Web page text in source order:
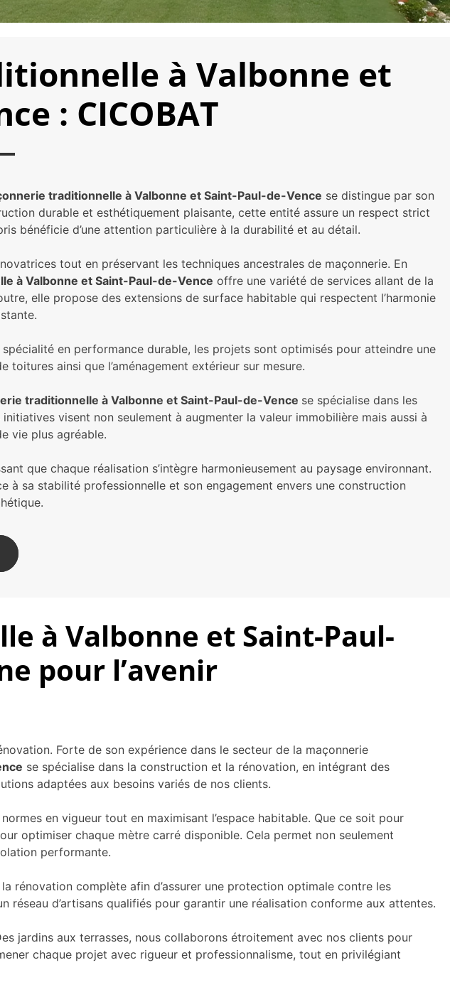
à Valbonne et
: CICOBAT
traditionnelle à Valbonne et Saint-Paul-de-Vence se distingue par son
durable et esthétiquement plaisante, cette entité assure un respect strict
bénéficie d’une attention particulière à la durabilité et au détail.
tout en préservant les techniques ancestrales de maçonnerie. En
à Valbonne et Saint-Paul-de-Vence offre une variété de services allant de la
elle propose des extensions de surface habitable qui respectent l’harmonie
en performance durable, les projets sont optimisés pour atteindre une
ainsi que l’aménagement extérieur sur mesure.
traditionnelle à Valbonne et Saint-Paul-de-Vence se spécialise dans les
visent non seulement à augmenter la valeur immobilière mais aussi à
vie plus agréable.
que chaque réalisation s’intègre harmonieusement au paysage environnant.
à sa stabilité professionnelle et son engagement envers une construction
à Valbonne et Saint-Paul-
pour l’avenir
Forte de son expérience dans le secteur de la maçonnerie
se spécialise dans la construction et la rénovation, en intégrant des
adaptées aux besoins variés de nos clients.
en vigueur tout en maximisant l’espace habitable. Que ce soit pour
optimiser chaque mètre carré disponible. Cela permet non seulement
performante.
rénovation complète afin d’assurer une protection optimale contre les
d’artisans qualifiés pour garantir une réalisation conforme aux attentes.
jardins aux terrasses, nous collaborons étroitement avec nos clients pour
chaque projet avec rigueur et professionnalisme, tout en privilégiant